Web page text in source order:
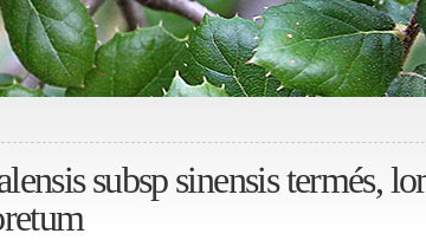
subsp sinensis termés,